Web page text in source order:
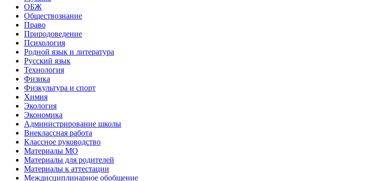
ОБЖ
Обществознание
Право
Природоведение
Психология
Родной язык и литература
Русский язык
Технология
Физика
Физкультура и спорт
Химия
Экология
Экономика
Администрирование школы
Внеклассная работа
Классное руководство
Материалы МО
Материалы для родителей
Материалы к аттестации
Междисциплинарное обобщение